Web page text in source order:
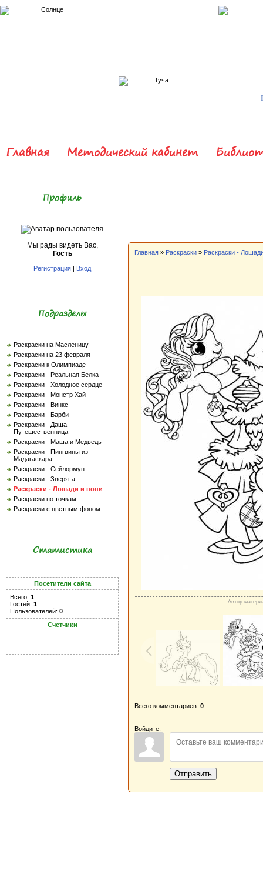
Главная Методический кабинет
Профиль
Мы рады видеть Вас,
Гость
Регистрация | Вход
Подразделы
Раскраски на Масленицу
Раскраски на 23 февраля
Раскраски к Олимпиаде
Раскраски - Реальная Белка
Раскраски - Холодное сердце
Раскраски - Монстр Хай
Раскраски - Винкс
Раскраски - Барби
Раскраски - Даша
Путешественница
Раскраски - Маша и Медведь
Раскраски - Пингвины из
Мадагаскара
Раскраски - Сейлормун
Раскраски - Зверята
Раскраски - Лошади и пони
Раскраски по точкам
Раскраски с цветным фоном
Статистика
Посетители сайта
Всего: 1
Гостей: 1
Пользователей: 0
Счетчики
Главная » Раскраски » Раскраски -
Автор
Всего комментариев: 0
Войдите:
Отправить